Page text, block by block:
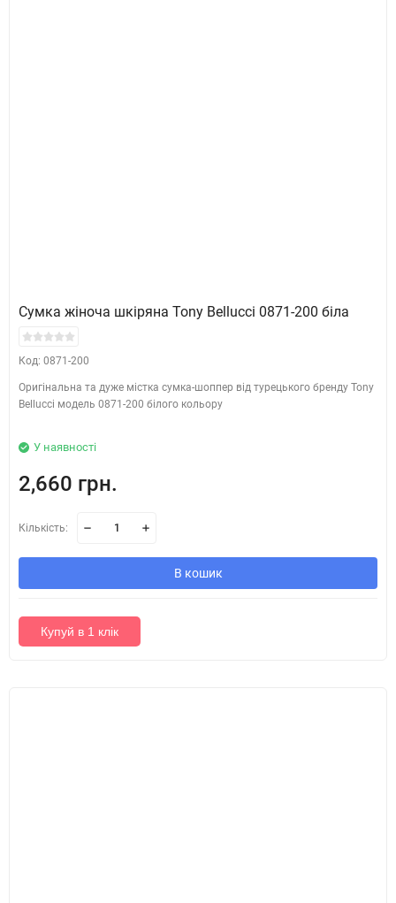
Сумка жіноча шкіряна Tony Bellucci 0871-200 біла
Код: 0871-200
Оригінальна та дуже містка сумка-шоппер від турецького бренду Tony
Bellucci модель 0871-200 білого кольору
У наявності
2,660 грн.
Кількість:
В кошик
Купуй в 1 клік